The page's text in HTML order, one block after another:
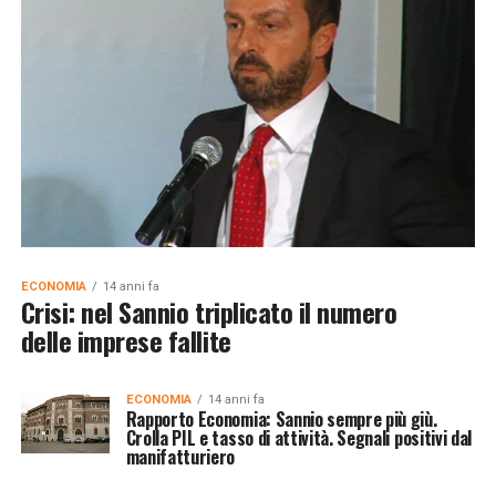
ECONOMIA 14 anni fa
Crisi: nel Sannio triplicato il numero
delle imprese fallite
ECONOMIA 14 anni fa
Rapporto Economia: Sannio sempre più giù.
Crolla PIL e tasso di attività. Segnali positivi dal
manifatturiero